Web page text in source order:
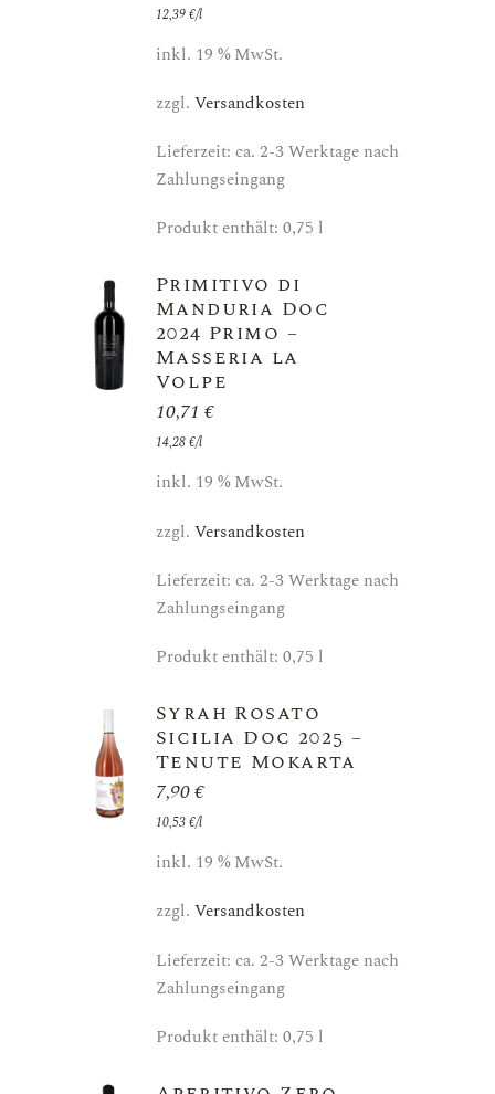
12,39€/l
inkl. 19 % MwSt.
zzgl. Versandkosten
Lieferzeit: ca. 2-3 Werktage nach
Zahlungseingang
Produkt enthält: 0,75 l
Primitivo di
Manduria Doc
2024 Primo –
Masseria la
Volpe
10,71 €
14,28€/l
inkl. 19 % MwSt.
zzgl. Versandkosten
Lieferzeit: ca. 2-3 Werktage nach
Zahlungseingang
Produkt enthält: 0,75 l
Syrah Rosato
Sicilia Doc 2025 –
Tenute Mokarta
7,90€
10,53€/l
inkl. 19 % MwSt.
zzgl. Versandkosten
Lieferzeit: ca. 2-3 Werktage nach
Zahlungseingang
Produkt enthält: 0,75 l